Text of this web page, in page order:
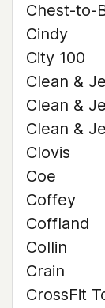
Chest-to-
Cindy
City 100
Clean &
Clean &
Clean &
Clovis
Coe
Coffey
Coffland
Collin
Crain
CrossFit